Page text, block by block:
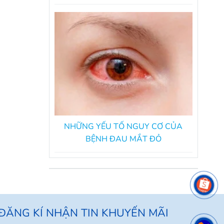
NHỮNG YẾU TỐ NGUY CƠ CỦA
BỆNH ĐAU MẮT ĐỎ
KÍ NHẬN TIN KHUYẾN MÃI